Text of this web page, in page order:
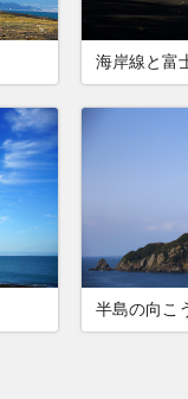
海岸線と富
半島の向こ